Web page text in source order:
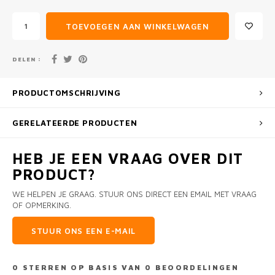
TOEVOEGEN AAN WINKELWAGEN
DELEN :
PRODUCTOMSCHRIJVING
GERELATEERDE PRODUCTEN
HEB JE EEN VRAAG OVER DIT
PRODUCT?
WE HELPEN JE GRAAG. STUUR ONS DIRECT EEN EMAIL MET VRAAG
OF OPMERKING.
STUUR ONS EEN E-MAIL
0 STERREN OP BASIS VAN 0 BEOORDELINGEN